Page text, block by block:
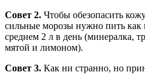
Совет 2. Чтобы обезопасить
сильные морозы нужно пить
среднем 2 л в день (минералка,
мятой и лимоном).
Совет 3. Как ни странно, но